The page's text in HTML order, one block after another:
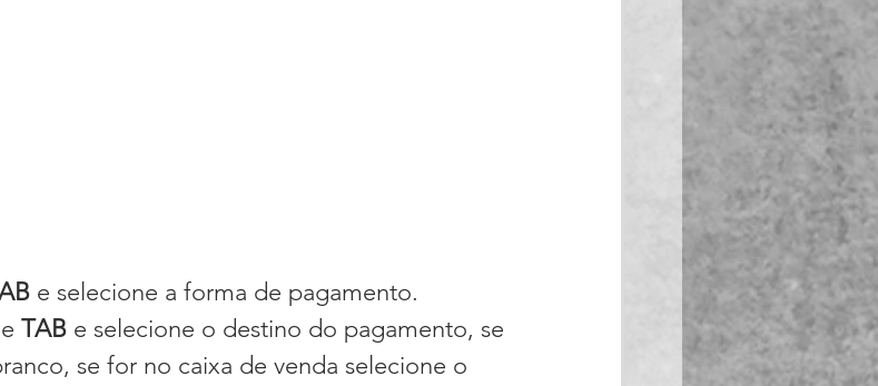
e selecione a forma de pagamento.
TAB e selecione o destino do pagamento, se
se for no caixa de venda selecione o